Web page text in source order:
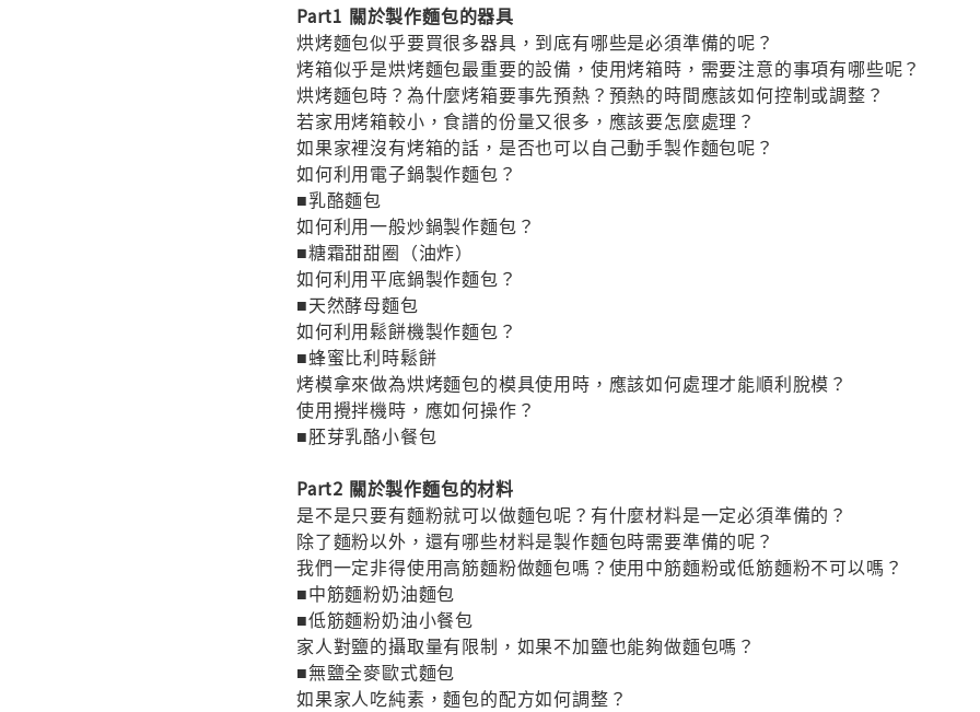
Part1 關於製作麵包的器具
烘烤麵包似乎要買很多器具，到底有哪些是必須準備的呢？
烤箱似乎是烘烤麵包最重要的設備，使用烤箱時，需要注意的事項有哪些呢？
烘烤麵包時？為什麼烤箱要事先預熱？預熱的時間應該如何控制或調整？
若家用烤箱較小，食譜的份量又很多，應該要怎麼處理？
如果家裡沒有烤箱的話，是否也可以自己動手製作麵包呢？
如何利用電子鍋製作麵包？
■乳酪麵包
如何利用一般炒鍋製作麵包？
■糖霜甜甜圈（油炸）
如何利用平底鍋製作麵包？
■天然酵母麵包
如何利用鬆餅機製作麵包？
■蜂蜜比利時鬆餅
烤模拿來做為烘烤麵包的模具使用時，應該如何處理才能順利脫模？
使用攪拌機時，應如何操作？
■胚芽乳酪小餐包
Part2 關於製作麵包的材料
是不是只要有麵粉就可以做麵包呢？有什麼材料是一定必須準備的？
除了麵粉以外，還有哪些材料是製作麵包時需要準備的呢？
我們一定非得使用高筋麵粉做麵包嗎？使用中筋麵粉或低筋麵粉不可以嗎？
■中筋麵粉奶油麵包
■低筋麵粉奶油小餐包
家人對鹽的攝取量有限制，如果不加鹽也能夠做麵包嗎？
■無鹽全麥歐式麵包
如果家人吃純素，麵包的配方如何調整？